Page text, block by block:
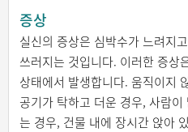
증상
실신의 증상은 심박수가 느려지
쓰러지는 것입니다. 이러한 증상
상태에서 발생합니다. 움직이지
공기가 탁하고 더운 경우, 사람
는 경우, 건물 내에 장시간 앉아